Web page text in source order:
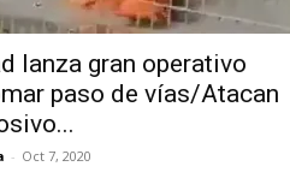
lanza gran operativo
paso de vías/Atacan
- Oct 7, 2020